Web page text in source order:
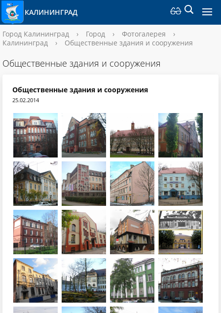
КАЛИНИНГРАД
Город Калининград › Город › Фотогалерея
›
Калининград
› Общественные здания и сооружения
Общественные здания и сооружения
Общественные здания и сооружения
25.02.2014